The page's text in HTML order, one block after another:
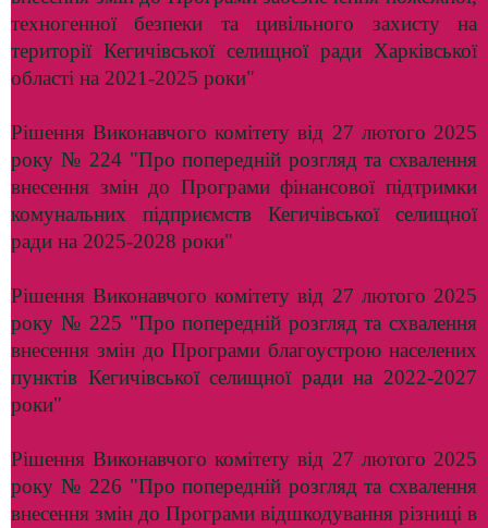
техногенної безпеки та цивільного захисту на
території Кегичівської селищної ради Харківської
області на 2021-2025 роки"
Рішення Виконавчого комітету від 27 лютого 2025
року № 224 "Про попередній розгляд та схвалення
внесення змін до Програми фінансової підтримки
комунальних підприємств Кегичівської селищної
ради на 2025-2028 роки"
Рішення Виконавчого комітету від 27 лютого 2025
року № 225 "Про попередній розгляд та схвалення
внесення змін до Програми благоустрою населених
пунктів Кегичівської селищної ради на 2022-2027
роки"
Рішення Виконавчого комітету від 27 лютого 2025
року № 226 "Про попередній розгляд та схвалення
внесення змін до Програми відшкодування різниці в